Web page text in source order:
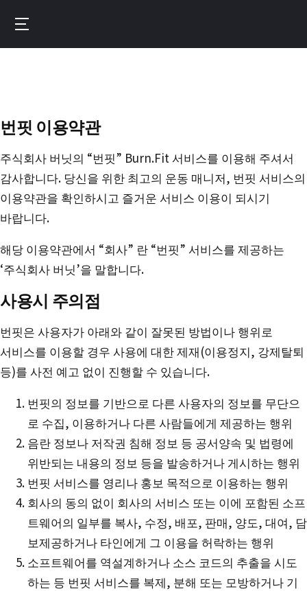
main
번핏 이용약관
주식회사 버닛의 “번핏” Burn.Fit 서비스를 이용해 주셔서
감사합니다. 당신을 위한 최고의 운동 매니저, 번핏 서비스의
이용약관을 확인하시고 즐거운 서비스 이용이 되시기
바랍니다.
해당 이용약관에서 “회사” 란 “번핏” 서비스를 제공하는
‘주식회사 버닛’을 말합니다.
사용시 주의점
번핏은 사용자가 아래와 같이 잘못된 방법이나 행위로
서비스를 이용할 경우 사용에 대한 제재(이용정지, 강제탈퇴
등)를 사전 예고 없이 진행할 수 있습니다.
번핏의 정보를 기반으로 다른 사용자의 정보를 무단으
로 수집, 이용하거나 다른 사람들에게 제공하는 행위
음란 정보나 저작권 침해 정보 등 공서양속 및 법령에
위반되는 내용의 정보 등을 발송하거나 게시하는 행위
번핏 서비스를 영리나 홍보 목적으로 이용하는 행위
회사의 동의 없이 회사의 서비스 또는 이에 포함된 소프
트웨어의 일부를 복사, 수정, 배포, 판매, 양도, 대여, 담
보제공하거나 타인에게 그 이용을 허락하는 행위
소프트웨어를 역설계하거나 소스 코드의 추출을 시도
하는 등 번핏 서비스를 복제, 분해 또는 모방하거나 기